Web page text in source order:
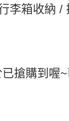
每筆NT$60
每筆NT$80
李箱收納 /
搶購到喔